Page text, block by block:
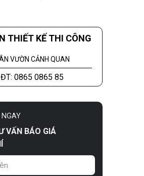
THIẾT KẾ THI CÔNG
VƯỜN CẢNH QUAN
ĐT: 0865 0865 85
VẤN BÁO GIÁ